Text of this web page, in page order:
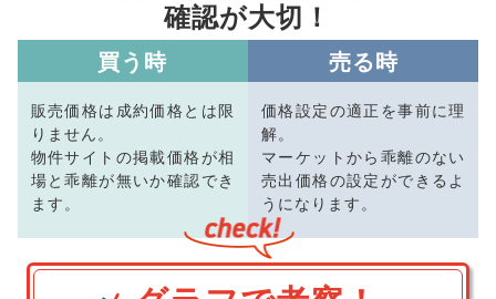
確認が大切！
買う時
販売価格は成約価格とは限
りません。
物件サイトの掲載価格が相
場と乖離が無いか確認でき
ます。
売る時
価格設定の適正を事前に理
解。
マーケットから乖離のない
売出価格の設定ができるよ
うになります。